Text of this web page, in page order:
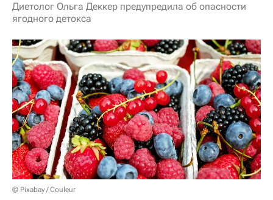
Диетолог Ольга Деккер предупредила об опасности
ягодного детокса
© Pixabay / Couleur